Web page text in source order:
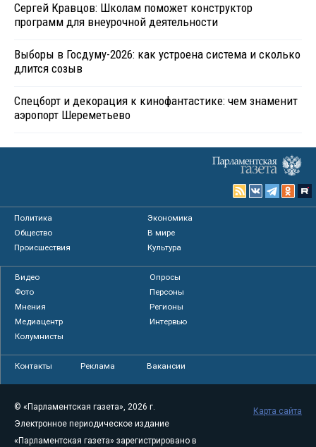
Сергей Кравцов: Школам поможет конструктор
программ для внеурочной деятельности
Выборы в Госдуму-2026: как устроена система и сколько
длится созыв
Спецборт и декорация к кинофантастике: чем знаменит
аэропорт Шереметьево
Политика
Экономика
Общество
В мире
Происшествия
Культура
Видео
Опросы
Фото
Персоны
Мнения
Регионы
Медиацентр
Интервью
Колумнисты
Контакты Реклама Вакансии
© «Парламентская газета», 2026 г.
Электронное периодическое издание
«Парламентская газета» зарегистрировано в
Карта сайта